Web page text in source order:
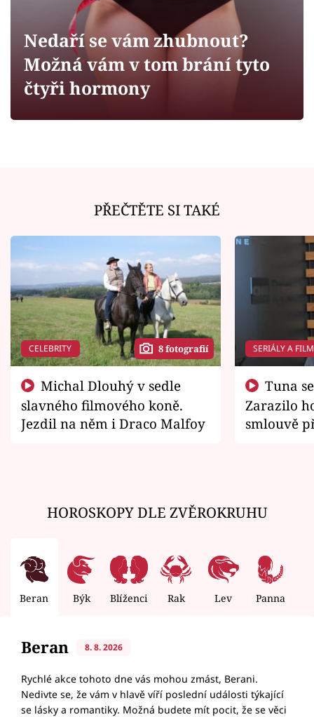
Sledujte prima+
Filmový festival Karlovy Vary
Sledujte nás
Nedaří se vám zhubnout?
Možná vám v tom brání tyto
čtyři hormony
PŘEČTĚTE SI TAKÉ
CELEBRITY 8 fotografií
slavného filmového koně.
Jezdil na něm i Draco Malfoy
SERIÁLY A
Zarazilo
smlouvě
HOROSKOPY DLE ZVĚROKRUHU
Beran Býk Blíženci Rak Lev Panna
Beran 8. 8. 2026
Rychlé akce tohoto dne vás mohou zmást, Berani.
Nedivte se, že vám v hlavě víří poslední události týkající
se lásky a romantiky. Možná budete mít pocit, že se věci